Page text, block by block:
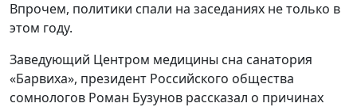
Впрочем, политики спали на заседаниях не только в
этом году.
Заведующий Центром медицины сна санатория
«Барвиха», президент Российского общества
сомнологов Роман Бузунов рассказал о причинах